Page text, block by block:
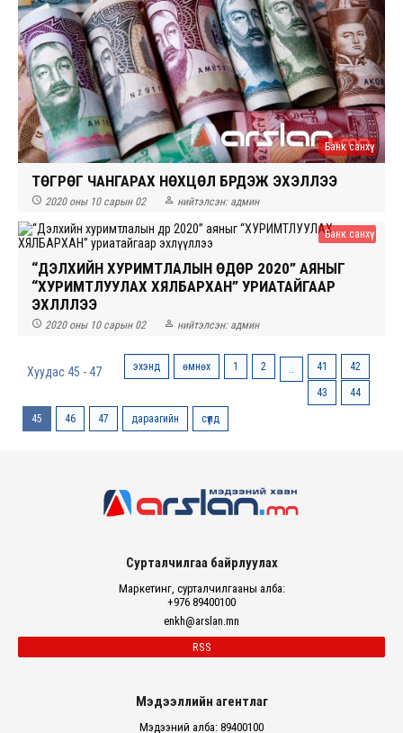
Банк санхүү
ТӨГРӨГ ЧАНГАРАХ НӨХЦӨЛ БҮРДЭЖ ЭХЭЛЛЭЭ
 2020 оны 10 сарын 02  нийтэлсэн: админ
Банк санхүү
“ДЭЛХИЙН ХУРИМТЛАЛЫН ӨДӨР 2020” АЯНЫГ
“ХУРИМТЛУУЛАХ ХЯЛБАРХАН” УРИАТАЙГААР
ЭХЛҮҮЛЛЭЭ
 2020 оны 10 сарын 02  нийтэлсэн: админ
Хуудас 45 - 47 эхэнд өмнөх 1 2 .. 41 42
43 44
45 46 47 дараагийн сүүлд
Сурталчилгаа байрлуулах
Маркетинг, сурталчилгааны алба:
+976 89400100
enkh@arslan.mn
RSS
Мэдээллийн агентлаг
Мэдээний алба: 89400100